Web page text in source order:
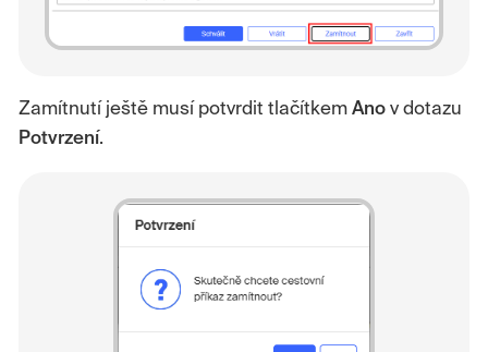
Zamítnutí ještě musí potvrdit tlačítkem Ano v dotazu
Potvrzení.